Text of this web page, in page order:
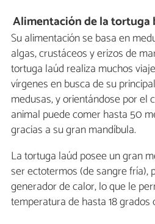
Alimentación de la tortuga
Su alimentación se basa en
algas, crustáceos y erizos de
tortuga laúd realiza muchos
vírgenes en busca de su
medusas, y orientándose por el
animal puede comer hasta 50
gracias a su gran mandíbula.
La tortuga laúd posee un gran
ser ectotermos (de sangre fría),
generador de calor, lo que le
temperatura de hasta 18 grados